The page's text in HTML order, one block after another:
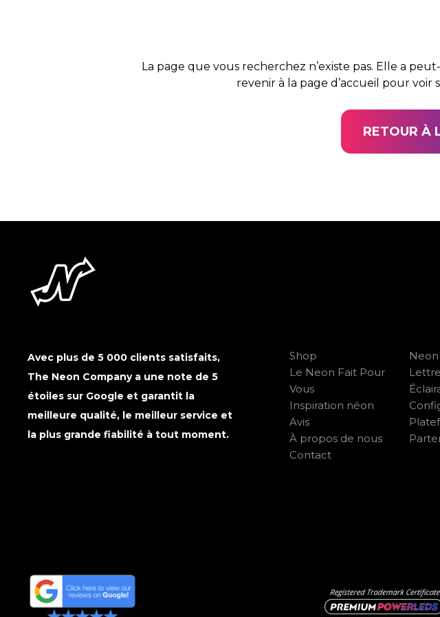
La page que vous recherchez n’existe pas. Elle a
revenir à la page d’accueil pour
RETOUR À
Avec plus de 5 000 clients satisfaits,
The Neon Company a une note de 5
étoiles sur Google et garantit la
meilleure qualité, le meilleur service et
la plus grande fiabilité à tout moment.
Shop
Le Neon Fait Pour
Vous
Inspiration néon
Avis
À propos de nous
Contact
Neon